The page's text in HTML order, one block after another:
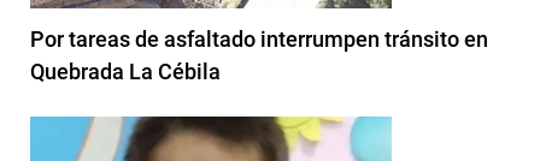
Por tareas de asfaltado interrumpen tránsito en
Quebrada La Cébila